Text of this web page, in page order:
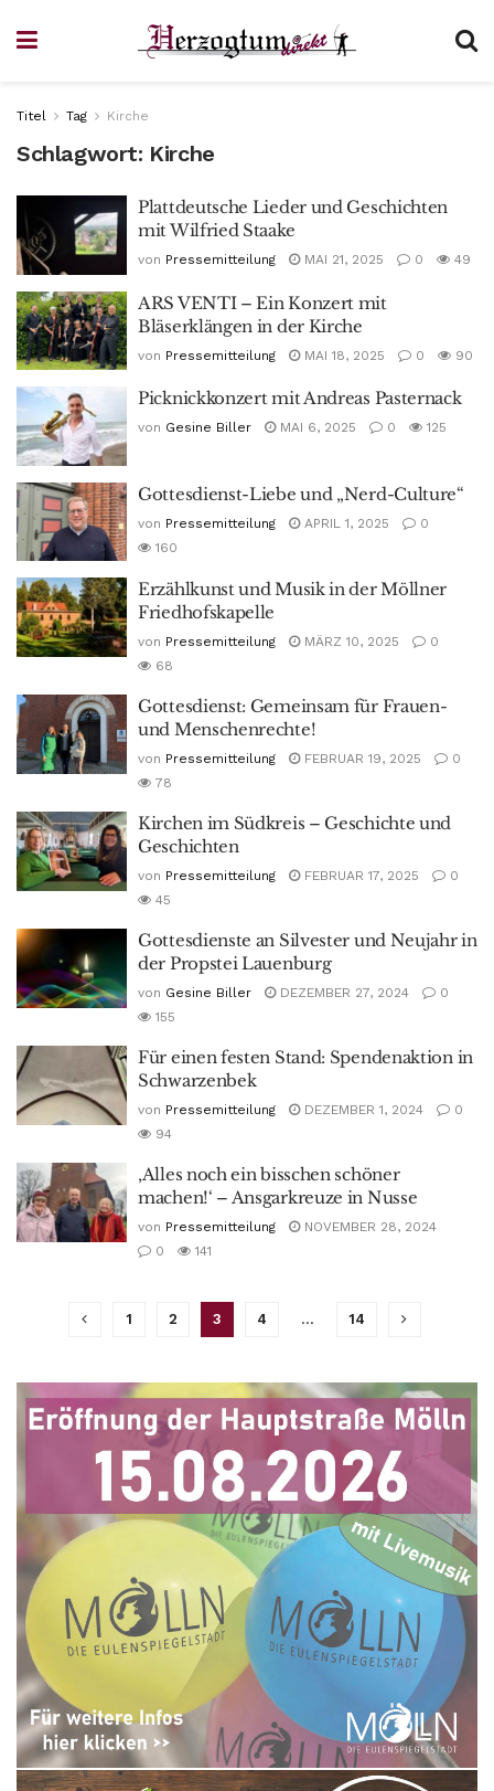
Titel Tag Kirche
Schlagwort: Kirche
Plattdeutsche Lieder und Geschichten
mit Wilfried Staake
von Pressemitteilung MAI 21, 2025 0 49
ARS VENTI – Ein Konzert mit
Bläserklängen in der Kirche
von Pressemitteilung MAI 18, 2025 0 90
Picknickkonzert mit Andreas Pasternack
von Gesine Biller MAI 6, 2025 0 125
Gottesdienst-Liebe und „Nerd-Culture“
von Pressemitteilung APRIL 1, 2025
0
160
Erzählkunst und Musik in der Möllner
Friedhofskapelle
von Pressemitteilung MÄRZ 10, 2025
0
68
Gottesdienst: Gemeinsam für Frauen-
und Menschenrechte!
von Pressemitteilung FEBRUAR 19, 2025
0
78
Kirchen im Südkreis – Geschichte und
Geschichten
von Pressemitteilung FEBRUAR 17, 2025
0
45
Gottesdienste an Silvester und Neujahr in
der Propstei Lauenburg
von Gesine Biller DEZEMBER 27, 2024
0
155
Für einen festen Stand: Spendenaktion in
Schwarzenbek
von Pressemitteilung DEZEMBER 1, 2024
0
94
‚Alles noch ein bisschen schöner
machen!‘ – Ansgarkreuze in Nusse
von Pressemitteilung
NOVEMBER 28, 2024
0
141
1 2 3 4 … 14